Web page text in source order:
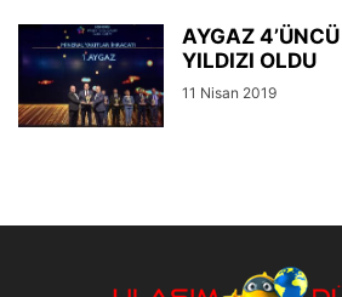
AYGAZ
YILDIZI OLDU
11 Nisan 2019